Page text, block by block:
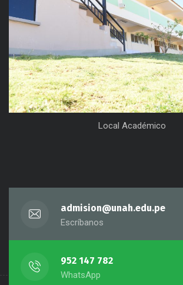
Local Académico
admision@unah.edu.pe
Escríbanos
952 147 782
WhatsApp